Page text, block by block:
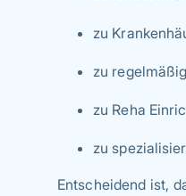
zu
zu
zu Reha
zu
Entscheidend ist,